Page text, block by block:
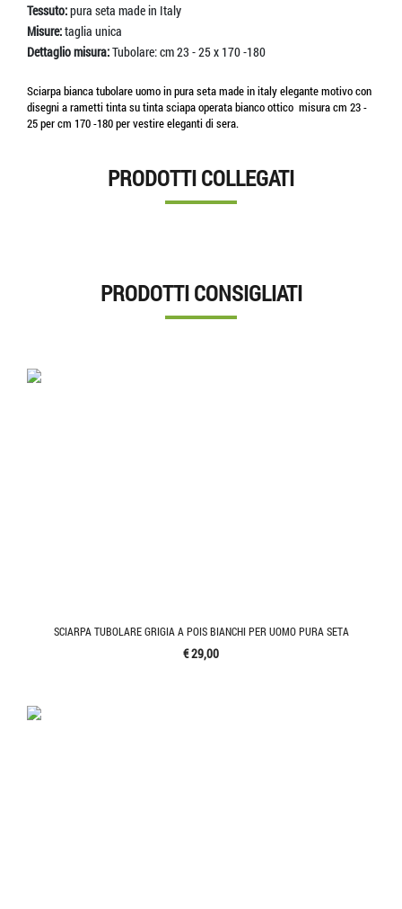
Tessuto:pura seta made in Italy
Misure:taglia unica
Dettaglio misura:Tubolare: cm 23 - 25 x 170 -180
Sciarpa bianca tubolare uomo in pura seta made in italy elegante motivo con
disegni a rametti tinta su tinta sciapa operata bianco ottico misura cm 23 -
25 per cm 170 -180 per vestire eleganti di sera.
PRODOTTI COLLEGATI
PRODOTTI CONSIGLIATI
SCIARPA TUBOLARE GRIGIA A POIS BIANCHI PER UOMO PURA SETA
€ 29,00